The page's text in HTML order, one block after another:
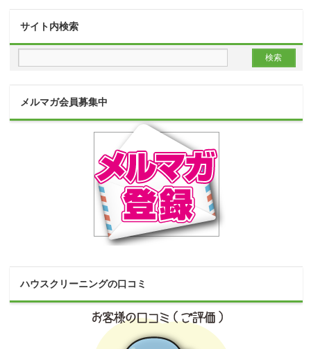
サイト内検索
メルマガ会員募集中
ハウスクリーニングの口コミ